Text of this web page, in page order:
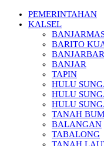
PEMERINTAHAN
KALSEL
BARITO
BANJAR
TAPIN
HULU
HULU
HULU
TANAH
BALANGAN
TABALONG